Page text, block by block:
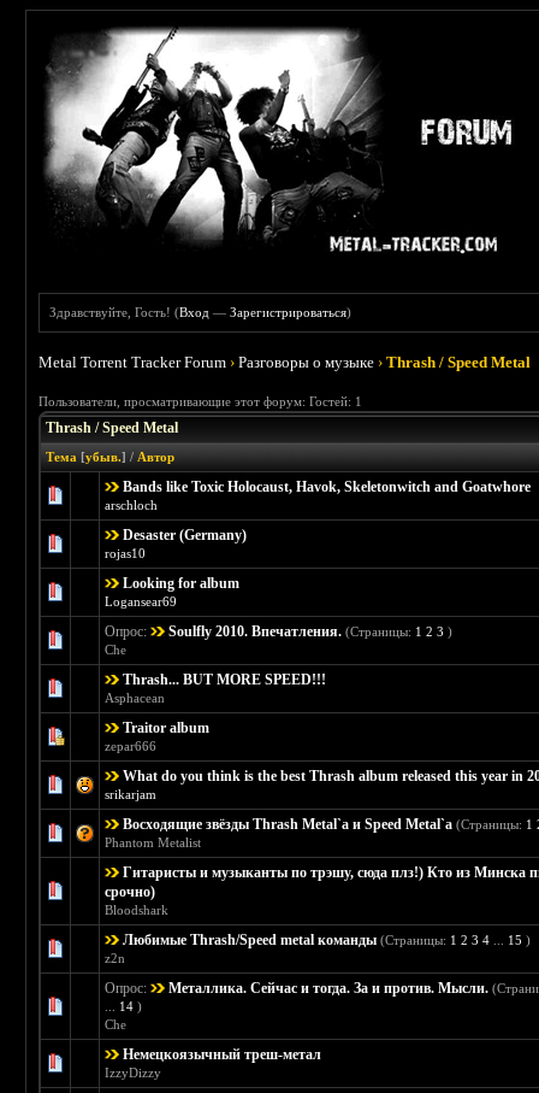
Здравствуйте, Гость! (Вход —Зарегистрироваться)
Metal Torrent Tracker Forum ›Разговоры о музыке ›Thrash / Speed Metal
Пользователи, просматривающие этот форум: Гостей: 1
Thrash / Speed Metal
Тема [убыв.] / Автор
Bands like Toxic Holocaust, Havok, Skeletonwitch and Goatwhore
arschloch
Голосов: 0 - Средняя оценка: 0 из 5
123 45
Desaster (Germany)
rojas10
Голосов: 0 - Средняя оценка: 0 из 5
12345
Looking for album
Logansear69
Голосов: 0 - Средняя оценка: 0 из 5
12345
Опрос: Soulfly 2010. Впечатления. (Страницы: 1 2 3 )
Che
Голосов: 0 - Средняя оценка: 0 из 5
12 345
Thrash... BUT MORE SPEED!!!
Asphacean
Голосов: 0 - Средняя оценка: 0 из 5
1 2 345
Traitor album
zepar666
Голосов: 0 - Средняя оценка: 0 из 5
12
What do you think is the best Thrash album released this year in
srikarjam
Голосов: 1 - Средняя оценка: 1 из 5
1 2345
Восходящие звёзды Thrash Metal`a и Speed Metal`a (Страницы: 1
Phantom Metalist
Голосов: 3 - Средняя оценка: 3.67 из 5
1 2345
Гитаристы и музыканты по трэшу, сюда плз!) Кто из Минска
срочно)
Bloodshark
Голосов: 0 - Средняя оценка: 0 из 5
Любимые Thrash/Speed metal команды (Страницы: 1 2 3 4 15 )
z2n
Голосов: 7 - Средняя оценка: 5 из 5
12345
Опрос: Металлика. Сейчас и тогда. За и против. Мысли.
14 )
Che
Голосов: 4 - Средняя оценка: 4.25 из 5
Немецкоязычный треш-метал
IzzyDizzy
Голосов: 1 - Средняя оценка: 3 из 5
1 2345